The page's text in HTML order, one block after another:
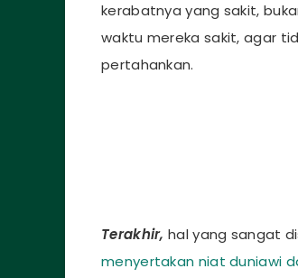
kerabatnya yang sakit,
waktu mereka sakit, agar
pertahankan.
Terakhir, hal yang sangat
menyertakan niat duniawi